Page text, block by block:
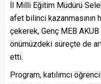
İl Milli Eğitim Müdürü
afet bilinci kazanmasının
çekerek, Genç MEB
önümüzdeki süreçte de
etti.
Program, katılımcı